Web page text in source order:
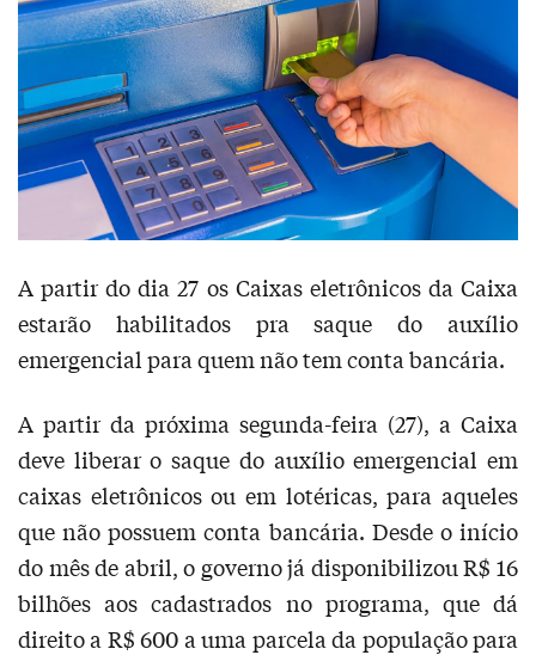
A partir do dia 27 os Caixas eletrônicos da Caixa
estarão habilitados pra saque do auxílio
emergencial para quem não tem conta bancária.
A partir da próxima segunda-feira (27), a Caixa
deve liberar o saque do auxílio emergencial em
caixas eletrônicos ou em lotéricas, para aqueles
que não possuem conta bancária. Desde o início
do mês de abril, o governo já disponibilizou R$ 16
bilhões aos cadastrados no programa, que dá
direito a R$ 600 a uma parcela da população para